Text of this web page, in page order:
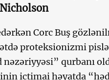
Nicholson
Corc Buş
proteksionizmi
qurbanı
ictimai həyatda